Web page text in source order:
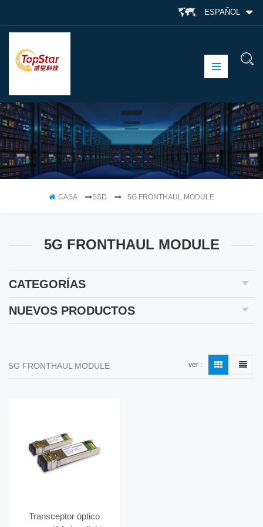
ESPAÑOL
CASA SSD 5G FRONTHAUL MODULE
5G FRONTHAUL MODULE
CATEGORÍAS
NUEVOS PRODUCTOS
5G FRONTHAUL MODULE ver :
Transceptor óptico